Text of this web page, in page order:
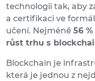
technologii tak, aby
a certifikaci ve
učení. Nejméně 56
růst trhu s
Blockchain je
která je jednou z